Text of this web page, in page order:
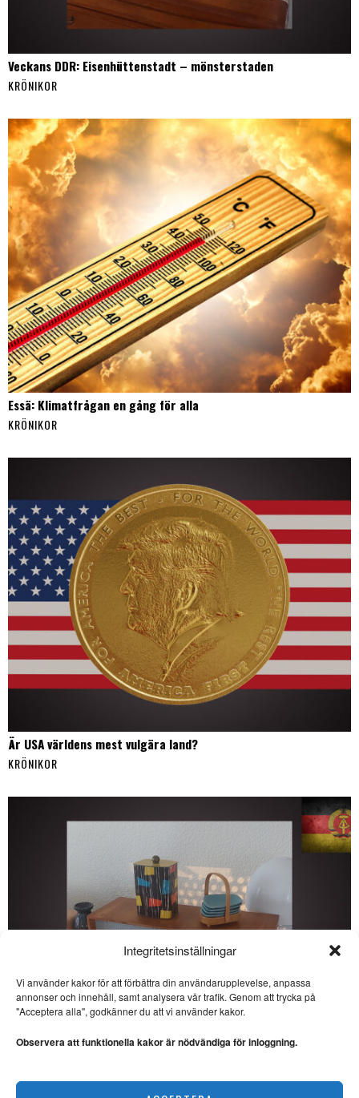
Integritetsinställningar
Vi använder kakor för att förbättra din användarupplevelse, anpassa
annonser och innehåll, samt analysera vår trafik. Genom att trycka på
"Acceptera alla", godkänner du att vi använder kakor.
Observera att funktionella kakor är nödvändiga för inloggning.
Veckans DDR: Eisenhüttenstadt – mönsterstaden
KRÖNIKOR
Essä: Klimatfrågan en gång för alla
KRÖNIKOR
Är USA världens mest vulgära land?
KRÖNIKOR
Veckans DDR: Kulinarisk kultur i socialismens namn
SE ÄVEN
verkliga livet